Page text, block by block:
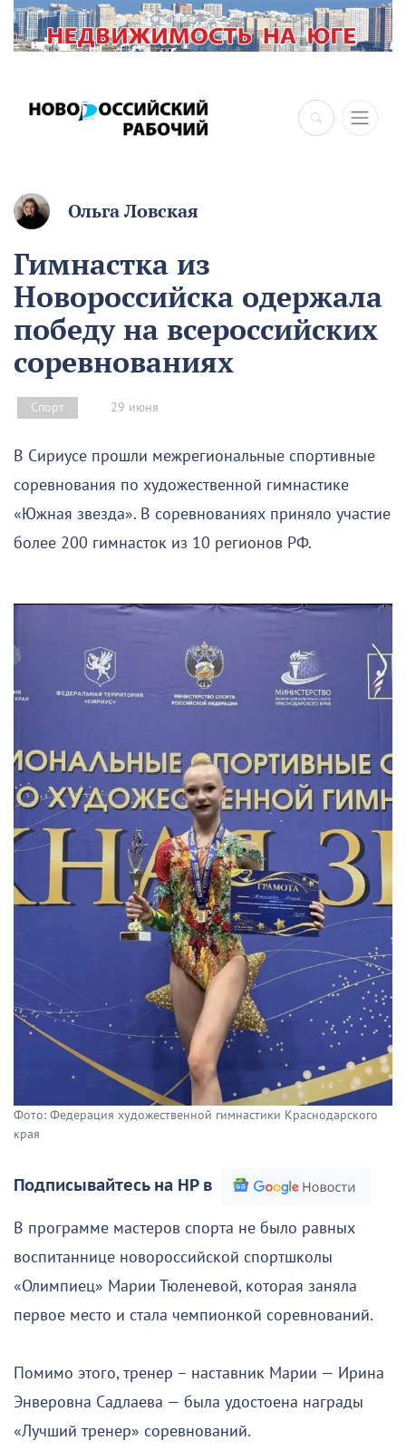
×
Ольга Ловская
Гимнастка из
Новороссийска одержала
победу на всероссийских
соревнованиях
Спорт 29 июня
В Сириусе прошли межрегиональные спортивные
соревнования по художественной гимнастике
«Южная звезда». В соревнованиях приняло участие
более 200 гимнасток из 10 регионов РФ.
Фото: Федерация художественной гимнастики Краснодарского
края
Подписывайтесь на НР в
В программе мастеров спорта не было равных
воспитаннице новороссийской спортшколы
«Олимпиец» Марии Тюленевой, которая заняла
первое место и стала чемпионкой соревнований.
Помимо этого, тренер – наставник Марии — Ирина
Энверовна Садлаева — была удостоена награды
«Лучший тренер» соревнований.